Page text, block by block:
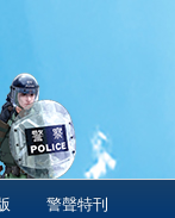
警聲特刊